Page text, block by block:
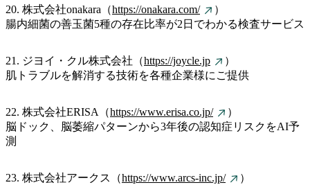
20. 株式会社onakara（https://onakara.com/
）
腸内細菌の善玉菌5種の存在比率が2日でわかる検査サービス
21. ジヨイ・クル株式会社（https://joycle.jp
）
肌トラブルを解消する技術を各種企業様にご提供
22. 株式会社ERISA（https://www.erisa.co.jp/
）
脳ドック、脳萎縮パターンから3年後の認知症リスクをAI予
測
23. 株式会社アークス（https://www.arcs-inc.jp/
）